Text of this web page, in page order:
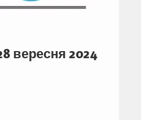
вересня 2024